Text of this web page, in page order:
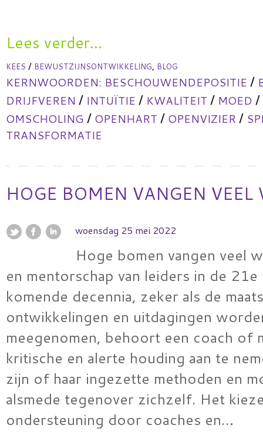
Lees verder...
KEES / BEWUSTZIJNSONTWIKKELING, BLOG
KERNWOORDEN: BESCHOUWENDEPOSITIE /
DRIJFVEREN / INTUÏTIE / KWALITEIT / MOED /
OMSCHOLING / OPENHART / OPENVIZIER /
TRANSFORMATIE
HOGE BOMEN VANGEN
woensdag 25 mei 2022
Hoge bomen vangen veel
en mentorschap van leiders in de
komende decennia, zeker als de
ontwikkelingen en uitdagingen
meegenomen, behoort een coach of
kritische en alerte houding aan te
zijn of haar ingezette methoden en
alsmede tegenover zichzelf. Het
ondersteuning door coaches en…